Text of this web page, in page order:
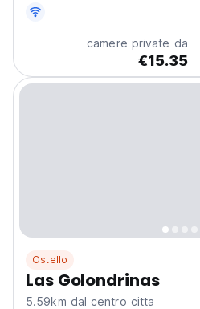
giardino.
camere private da
€15.35
Ostello
Las Golondrinas
5.59km dal centro citta